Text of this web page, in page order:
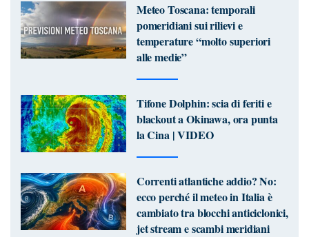
Meteo Toscana: temporali
pomeridiani sui rilievi e
temperature “molto superiori
alle medie”
Tifone Dolphin: scia di feriti e
blackout a Okinawa, ora punta
la Cina | VIDEO
Correnti atlantiche addio? No:
ecco perché il meteo in Italia è
cambiato tra blocchi anticiclonici,
jet stream e scambi meridiani